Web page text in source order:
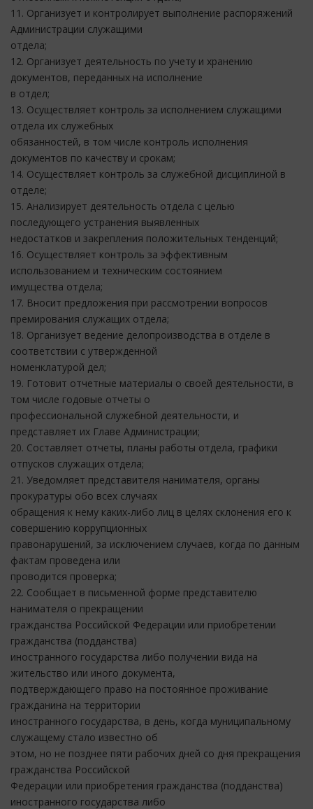
11. Организует и контролирует выполнение распоряжений
Администрации служащими
отдела;
12. Организует деятельность по учету и хранению
документов, переданных на исполнение
в отдел;
13. Осуществляет контроль за исполнением служащими
отдела их служебных
обязанностей, в том числе контроль исполнения
документов по качеству и срокам;
14. Осуществляет контроль за служебной дисциплиной в
отделе;
15. Анализирует деятельность отдела с целью
последующего устранения выявленных
недостатков и закрепления положительных тенденций;
16. Осуществляет контроль за эффективным
использованием и техническим состоянием
имущества отдела;
17. Вносит предложения при рассмотрении вопросов
премирования служащих отдела;
18. Организует ведение делопроизводства в отделе в
соответствии с утвержденной
номенклатурой дел;
19. Готовит отчетные материалы о своей деятельности, в
том числе годовые отчеты о
профессиональной служебной деятельности, и
представляет их Главе Администрации;
20. Составляет отчеты, планы работы отдела, графики
отпусков служащих отдела;
21. Уведомляет представителя нанимателя, органы
прокуратуры обо всех случаях
обращения к нему каких-либо лиц в целях склонения его к
совершению коррупционных
правонарушений, за исключением случаев, когда по данным
фактам проведена или
проводится проверка;
22. Сообщает в письменной форме представителю
нанимателя о прекращении
гражданства Российской Федерации или приобретении
гражданства (подданства)
иностранного государства либо получении вида на
жительство или иного документа,
подтверждающего право на постоянное проживание
гражданина на территории
иностранного государства, в день, когда муниципальному
служащему стало известно об
этом, но не позднее пяти рабочих дней со дня прекращения
гражданства Российской
Федерации или приобретения гражданства (подданства)
иностранного государства либо